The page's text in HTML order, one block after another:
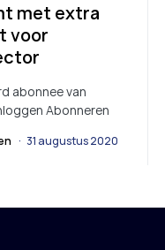
met extra
voor
abonnee van
Abonneren
31 augustus 2020